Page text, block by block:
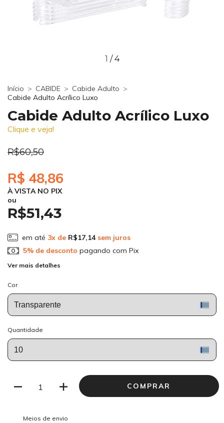
1 /4
Início > CABIDE > Cabide Adulto >
Cabide Adulto Acrílico Luxo
Cabide Adulto Acrílico Luxo
Clique e veja!
R$60,50
R$ 48,86
À VISTA NO PIX
ou
R$51,43
em até 3x de R$17,14sem juros
5% de desconto pagando com Pix
Ver mais detalhes
Cor
Quantidade
Entregas para o CEP:
Meios de envio